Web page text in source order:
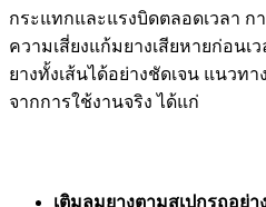
กระแทกและแรงบิดตลอดเวลา ก
ความเสี่ยงแก้มยางเสียหายก่อนเ
ยางทั้งเส้นได้อย่างชัดเจน แนวท
จากการใช้งานจริง ได้แก่
เติมลมยางตามสเปกรถอย่า